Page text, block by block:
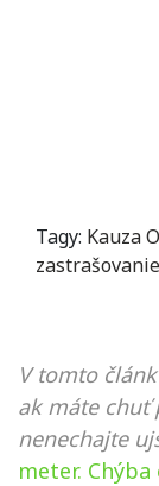
Tagy: Kauza
V tomto
ak máte chuť
nenechajte
meter.